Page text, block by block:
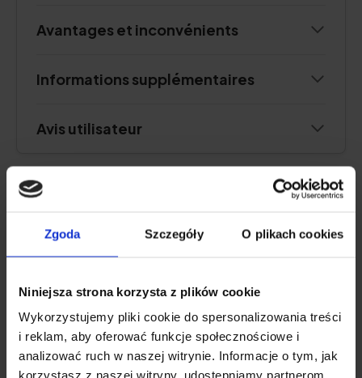
Zgoda Szczegóły O plikach cookies
Niniejsza strona korzysta z plików cookie
Wykorzystujemy pliki cookie do spersonalizowania treści
i reklam, aby oferować funkcje społecznościowe i
analizować ruch w naszej witrynie. Informacje o tym, jak
korzystasz z naszej witryny, udostępniamy partnerom
Avantages et inconvénients
Informations supplémentaires
Avis utilisateur
4.1